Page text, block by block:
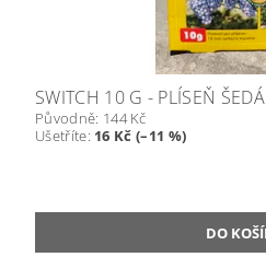
SWITCH 10 G - PLÍSEŇ ŠEDÁ
Původně: 144 Kč
Ušetříte: 16 Kč (–11 %)